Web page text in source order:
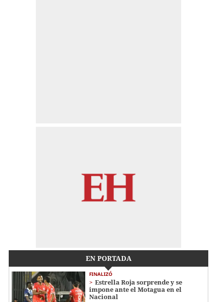
EN PORTADA
FINALIZÓ
Estrella Roja sorprende y se
impone ante el Motagua en el
Nacional